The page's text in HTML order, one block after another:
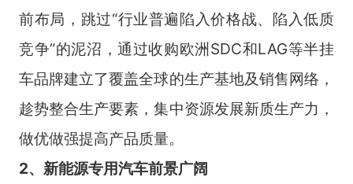
前布局，跳过“行业普遍陷入价格战、陷入低质
竞争”的泥沼，通过收购欧洲SDC和LAG等半挂
车品牌建立了覆盖全球的生产基地及销售网络，
趁势整合生产要素，集中资源发展新质生产力，
做优做强提高产品质量。
2、新能源专用汽车前景广阔